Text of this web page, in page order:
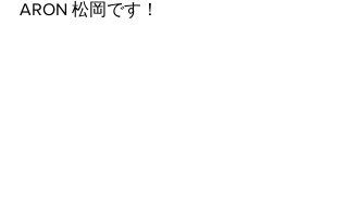
ARON 松岡です！